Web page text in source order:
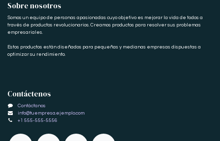
Sobre nosotros
Somos un equipo de personas apasionadas cuyo objetivo es mejorar la vida de todos a
través de productos revolucionarios. Creamos productos para resolver sus problemas
empresariales.
Estos productos están diseñados para pequeñas y medianas empresas dispuestas a
optimizar su rendimiento.
Contáctenos
Contáctanos
info@tuempresa.ejemplo.com
+1 555-555-5556